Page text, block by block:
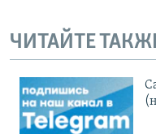
ЧИТАЙТЕ